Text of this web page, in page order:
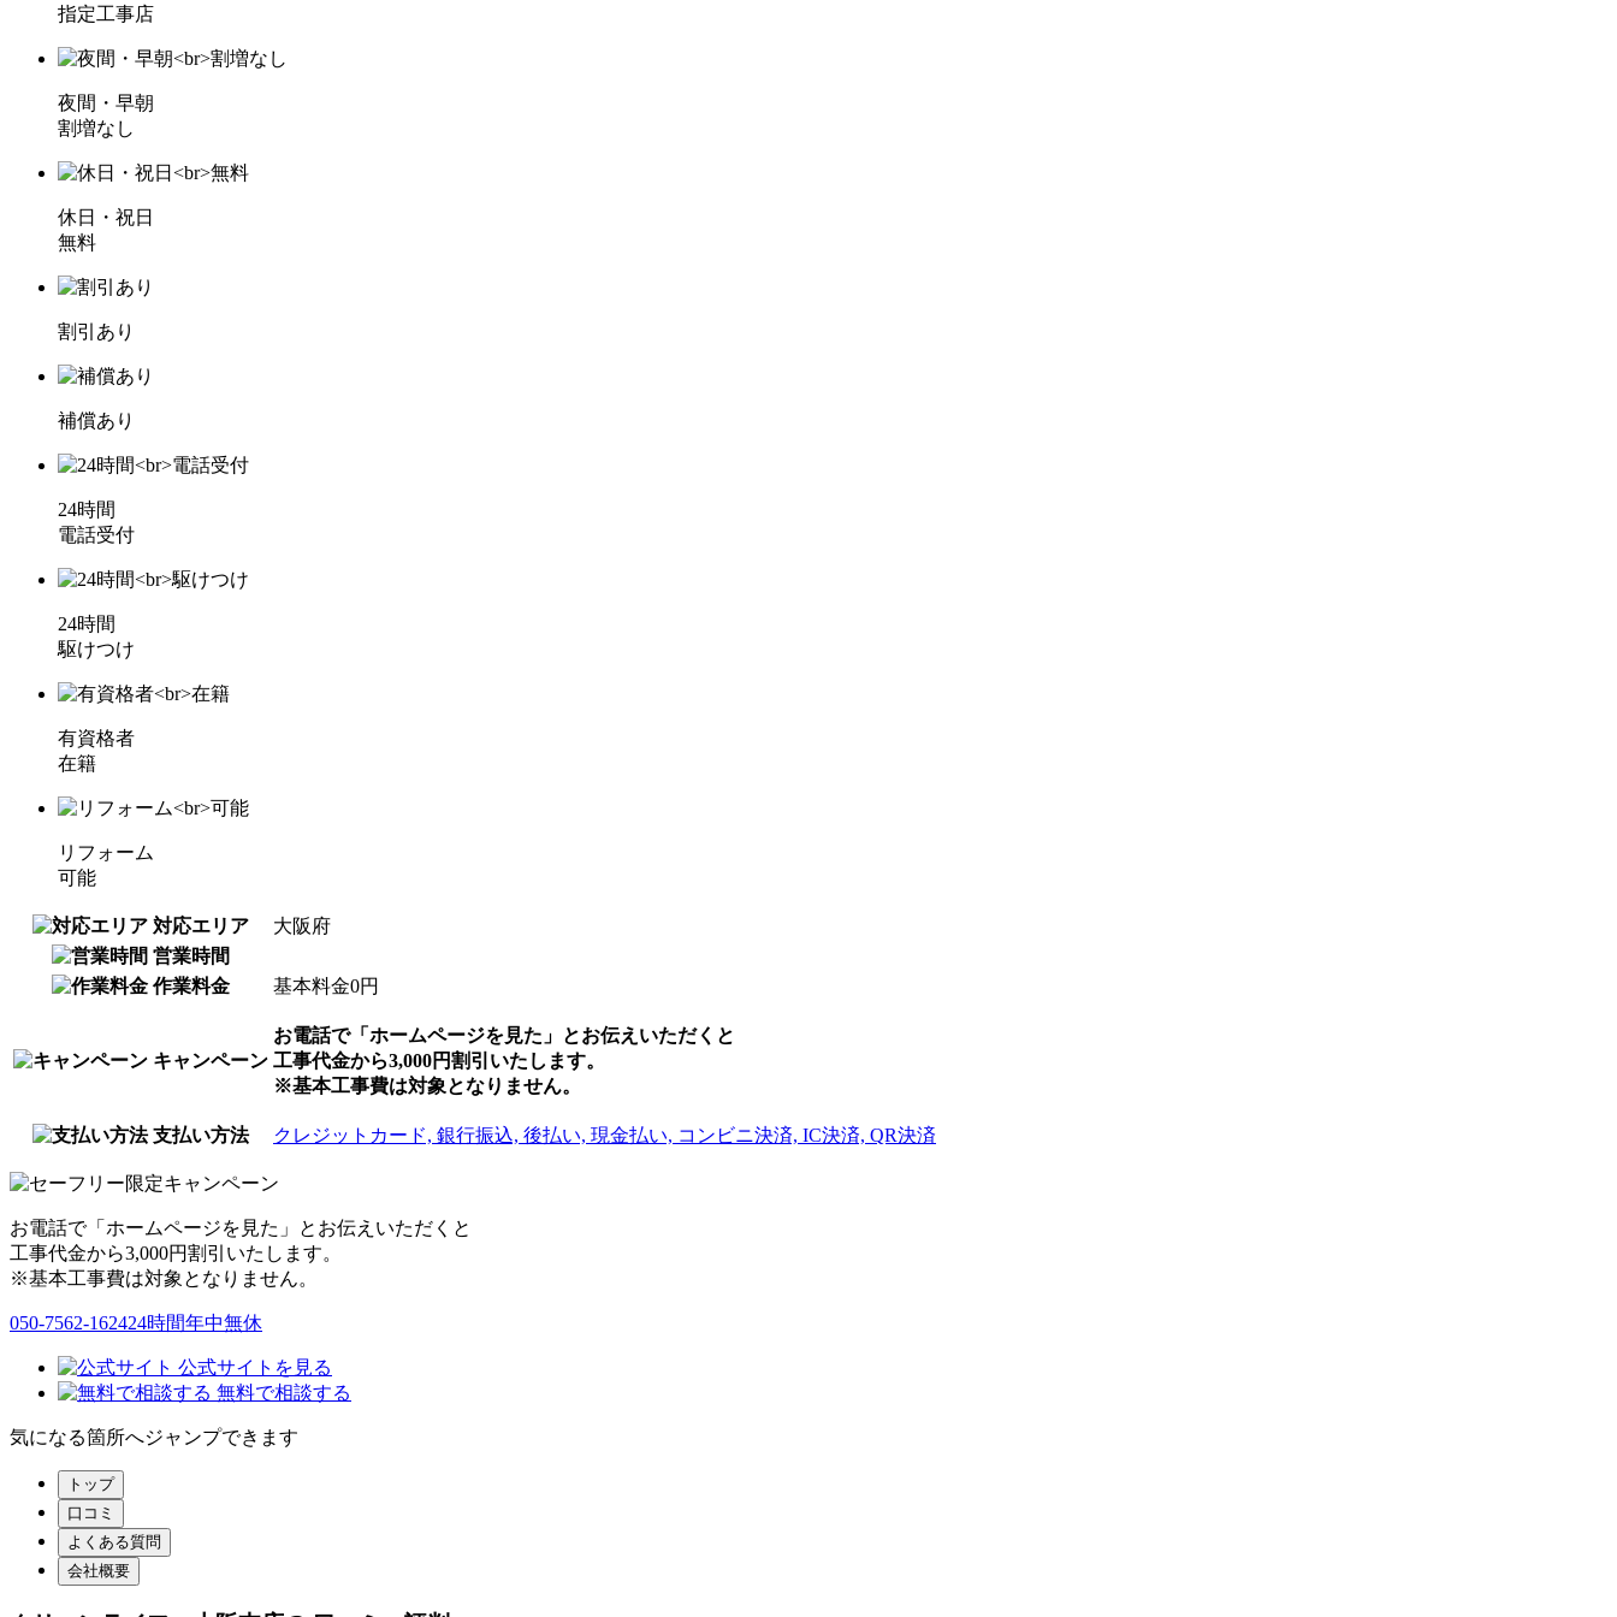
指定工事店
夜間・早朝
割増なし
休日・祝日
無料
割引あり
補償あり
24時間
電話受付
24時間
駆けつけ
有資格者
在籍
リフォーム
可能
対応エリア
大阪府
営業時間
作業料金
基本料金0円
キャンペーン
お電話で「ホームページを見た」とお伝えいただくと
工事代金から3,000円割引いたします。
※基本工事費は対象となりません。
支払い方法 クレジットカード, 銀行振込, 後払い, 現金払い, コンビニ決済, IC決済, QR決済
お電話で「ホームページを見た」とお伝えいただくと
工事代金から3,000円割引いたします。
※基本工事費は対象となりません。
050-7562-162424時間年中無休
公式サイトを見る
無料で相談する
気になる箇所へジャンプできます
トップ
口コミ
よくある質問
会社概要